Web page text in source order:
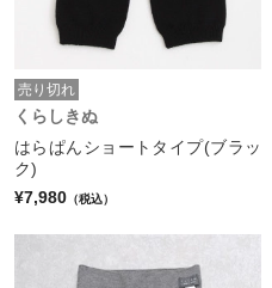
売り切れ
くらしきぬ
はらぱんショートタイプ(ブラッ
ク)
¥7,980 （税込）